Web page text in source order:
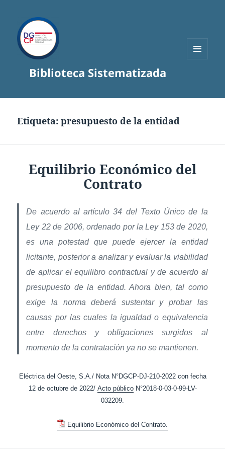
Biblioteca Sistematizada
Etiqueta:presupuesto de la entidad
Equilibrio Económico del
Contrato
De acuerdo al artículo 34 del Texto Único de la
Ley 22 de 2006, ordenado por la Ley 153 de 2020,
es una potestad que puede ejercer la entidad
licitante, posterior a analizar y evaluar la viabilidad
de aplicar el equilibro contractual y de acuerdo al
presupuesto de la entidad. Ahora bien, tal como
exige la norma deberá sustentar y probar las
causas por las cuales la igualdad o equivalencia
entre derechos y obligaciones surgidos al
momento de la contratación ya no se mantienen.
Eléctrica del Oeste, S.A./ Nota N°DGCP-DJ-210-2022 con fecha
12 de octubre de 2022/ Acto públicoN°2018-0-03-0-99-LV-
032209.
Equilibrio Económico del Contrato.